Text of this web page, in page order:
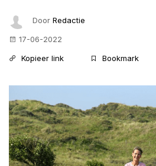
Door Redactie
17-06-2022
Kopieer link
Bookmark